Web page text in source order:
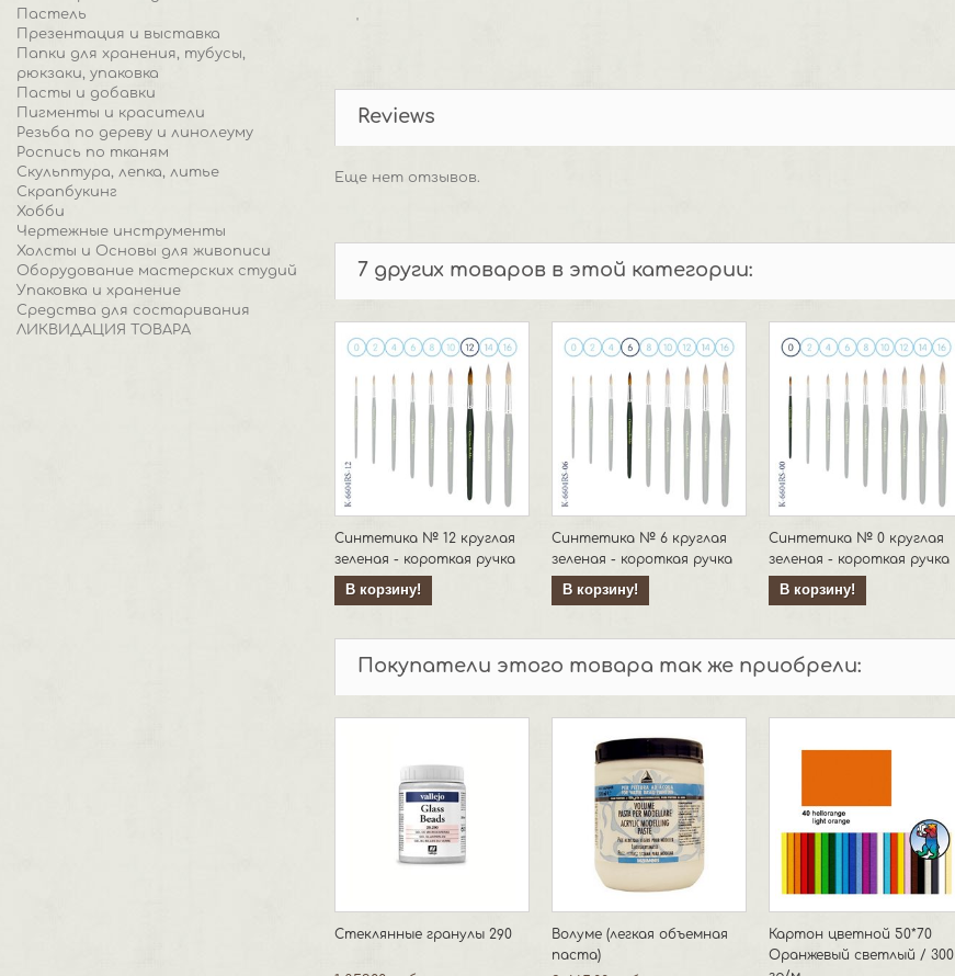
Пастель
Презентация и выставка
Папки для хранения, тубусы,
рюкзаки, упаковка
Пасты и добавки
Пигменты и красители
Резьба по дереву и линолеуму
Роспись по тканям
Скульптура, лепка, литье
Скрапбукинг
Хобби
Чертежные инструменты
Холсты и Основы для живописи
Оборудование мастерских студий
Упаковка и хранение
Средства для состаривания
ЛИКВИДАЦИЯ ТОВАРА
'
Reviews
Еще нет отзывов.
7 других товаров в этой категории:
Синтетика № 12 круглая
зеленая - короткая ручка
В корзину!
Синтетика № 6 круглая
зеленая - короткая ручка
В корзину!
Синтетика № 0 круглая
зеленая - короткая ручка
В корзину!
Покупатели этого товара так же приобрели:
Стеклянные гранулы 290
Волуме (легкая объемная
паста)
Картон цветной 50*70
Оранжевый светлый / 300